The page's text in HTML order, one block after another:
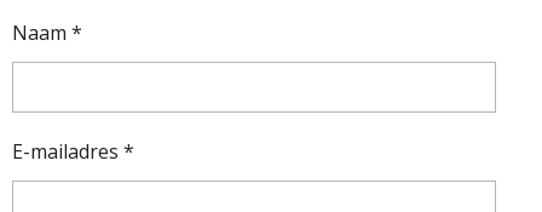
Naam *
E-mailadres *